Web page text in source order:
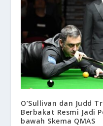
O’Sullivan dan Judd
Berbakat Resmi Jadi
bawah Skema QMAS